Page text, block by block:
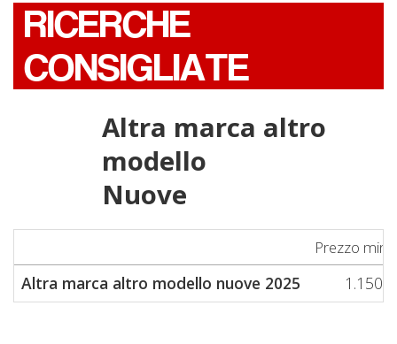
RICERCHE
CONSIGLIATE
Altra marca altro
modello
Nuove
Prezzo
Altra marca altro modello nuove 2025 1.150